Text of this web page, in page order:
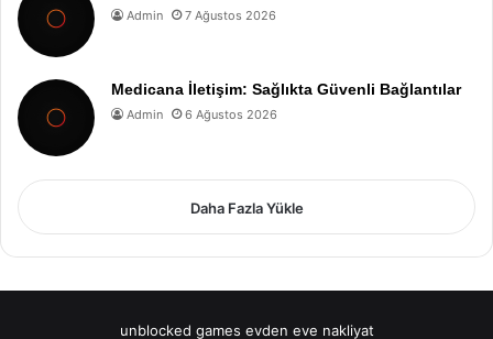
Admin 7 Ağustos 2026
Medicana İletişim: Sağlıkta Güvenli Bağlantılar
Admin 6 Ağustos 2026
Daha Fazla Yükle
unblocked games evden eve nakliyat